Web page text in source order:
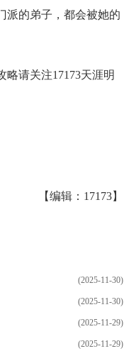
派的弟子，都会被她的
请关注17173天涯明
【编辑：17173】
(2025-11-30)
(2025-11-30)
(2025-11-29)
(2025-11-29)